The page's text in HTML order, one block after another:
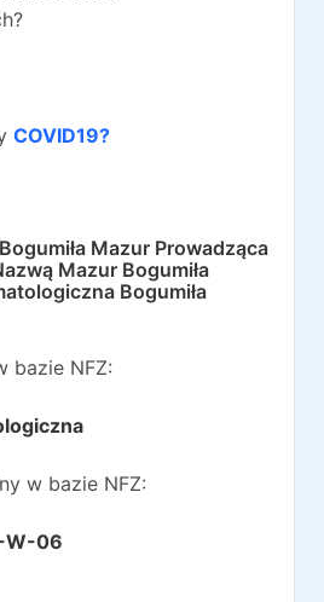
COVID19?
Bogumiła Mazur Prowadząca
Mazur Bogumiła
Bogumiła
bazie NFZ:
w bazie NFZ:
06